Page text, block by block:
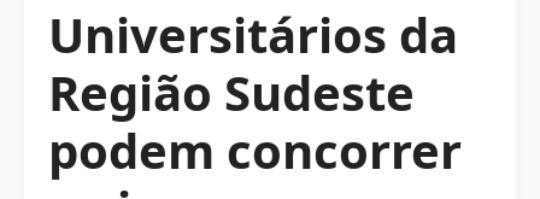
Universitários da
Região Sudeste
podem concorrer